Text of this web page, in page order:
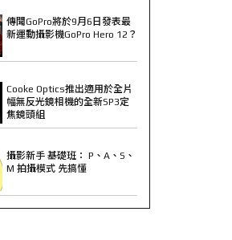
傳聞GoPro將於9月6日發表最
新運動攝影機GoPro Hero 12？
Cooke Optics推出適用於全片
幅無反光鏡相機的全新SP3定
焦鏡頭組
攝影新手 基礎班： P、A、S、
M 拍攝模式 先搞懂